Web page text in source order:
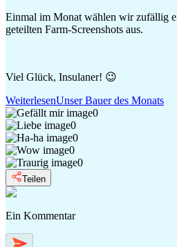
Einmal im Monat wählen wir zufällig
geteilten Farm-Screenshots aus.
Viel Glück, Insulaner! 😉
WeiterlesenUnser Bauer des Monats
0
0
0
0
0
Teilen
Ein Kommentar